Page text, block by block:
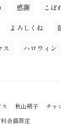
感謝 こぼ
よろしくね
ス ハロウィン
秋山朔子 チャ
会員限定